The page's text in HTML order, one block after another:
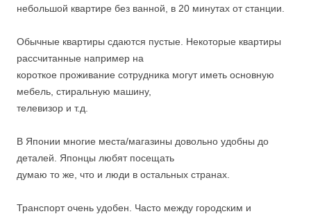
небольшой квартире без ванной, в 20 минутах от станции.
Обычные квартиры сдаются пустые. Некоторые квартиры
рассчитанные например на
короткое проживание сотрудника могут иметь основную
мебель, стиральную машину,
телевизор и т.д.
В Японии многие места/магазины довольно удобны до
деталей. Японцы любят посещать
думаю то же, что и люди в остальных странах.
Транспорт очень удобен. Часто между городским и